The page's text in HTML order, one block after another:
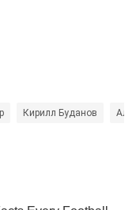
Кирилл Буданов